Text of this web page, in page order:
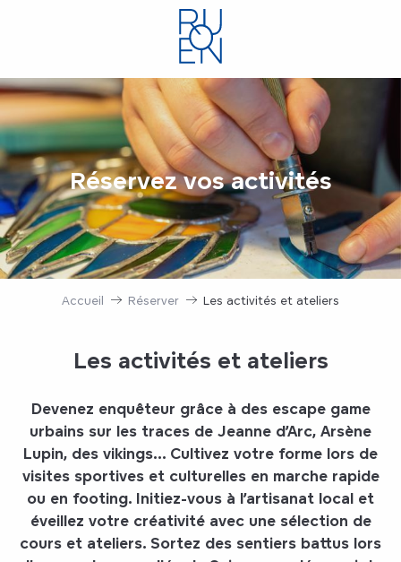
principal
Réservez vos activités
Accueil Réserver Les activités et ateliers
Les activités et ateliers
Devenez enquêteur grâce à des escape game
urbains sur les traces de Jeanne d’Arc, Arsène
Lupin, des vikings… Cultivez votre forme lors de
visites sportives et culturelles en marche rapide
ou en footing. Initiez-vous à l’artisanat local et
éveillez votre créativité avec une sélection de
cours et ateliers. Sortez des sentiers battus lors